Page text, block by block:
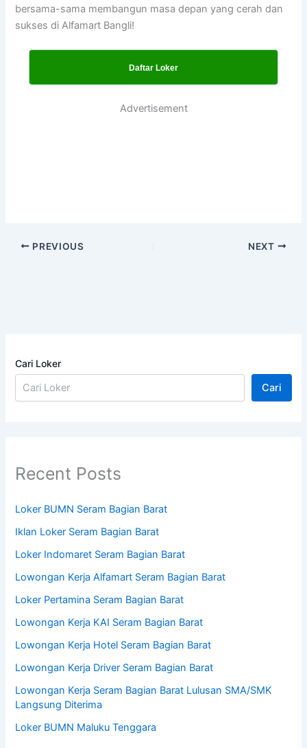
bersama-sama membangun masa depan yang cerah dan
sukses di Alfamart Bangli!
Daftar Loker
Advertisement
PREVIOUS NEXT
Cari Loker
Cari
Recent Posts
Loker BUMN Seram Bagian Barat
Iklan Loker Seram Bagian Barat
Loker Indomaret Seram Bagian Barat
Lowongan Kerja Alfamart Seram Bagian Barat
Loker Pertamina Seram Bagian Barat
Lowongan Kerja KAI Seram Bagian Barat
Lowongan Kerja Hotel Seram Bagian Barat
Lowongan Kerja Driver Seram Bagian Barat
Lowongan Kerja Seram Bagian Barat Lulusan SMA/SMK
Langsung Diterima
Loker BUMN Maluku Tenggara